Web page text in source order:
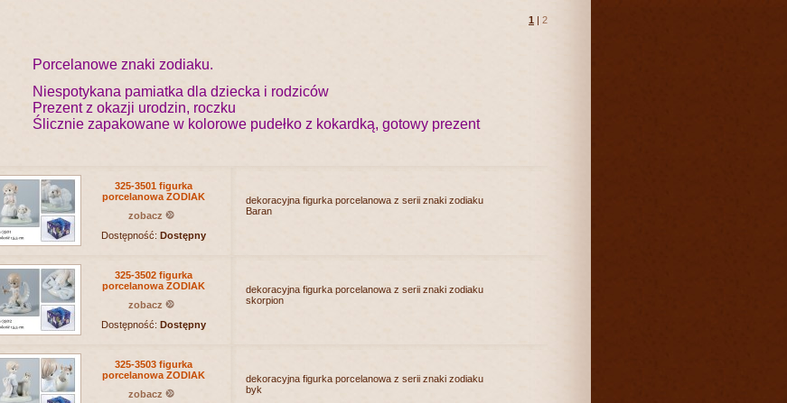
1 | 2
Porcelanowe znaki zodiaku.
Niespotykana pamiatka dla dziecka i rodziców
Prezent z okazji urodzin, roczku
Ślicznie zapakowane w kolorowe pudełko z kokardką, gotowy prezent
325-3501 figurka
porcelanowa ZODIAK
zobacz
Dostępność: Dostępny
dekoracyjna figurka porcelanowa z serii znaki zodiaku
Baran
325-3502 figurka
porcelanowa ZODIAK
zobacz
Dostępność: Dostępny
dekoracyjna figurka porcelanowa z serii znaki zodiaku
skorpion
325-3503 figurka
porcelanowa ZODIAK
zobacz
dekoracyjna figurka porcelanowa z serii znaki zodiaku
byk